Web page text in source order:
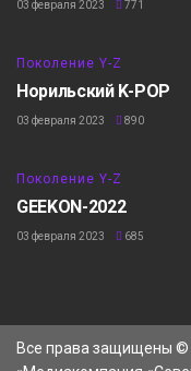
03 февраля 2023
771
Поколение Y-Z
Норильский K-POP
03 февраля 2023
890
Поколение Y-Z
GEEKON-2022
03 февраля 2023 685
Все права защищены